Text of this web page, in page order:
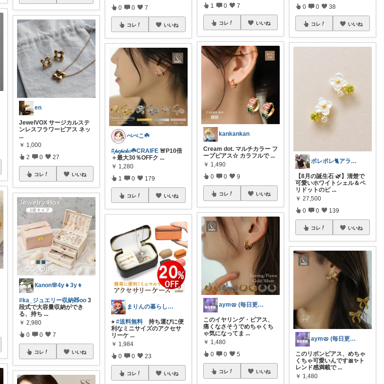
en
JewelVOX サージカルステ
ンレスフラワーピアス ネッ
...
￥ 1,000
2 0 27
コレ いいね
Кanon🌸4y👧3y👦
#ka_ジュエリー収納🧸oo 3
段式で大容量収納ができ
る、持ち ...
￥ 2,980
0 0 7
コレ いいね
0 0 7
コレ いいね
ぺぺこ☘️
#𝓅𝑒𝓅𝑒𝓀𝑜☘️CRAIFE 🚨P10倍
＋最大30％OFFク ...
￥ 1,280
1 0 179
コレ いいね
まりんの暮らしと体整え癒しROOM🌈
⭐︎#送料無料 持ち運びに便
利なミニサイズのアクセサ
リーケ ...
￥ 1,984
0 0 23
コレ いいね
1 0 7
コレ いいね
kankankan
Cream dot. マルチカラー フ
ープピアス☆ カラフルで ...
￥ 1,490
0 0 9
コレ いいね
aym🥨 (毎日更新してます🙌)
このイヤリング・ピアス、
痛くなさそうでめちゃくち
ゃ気になってま ...
￥ 1,480
0 0 5
コレ いいね
0 0 38
コレ いいね
ポレポレ🐈アラフィフの可愛い図鑑
【8月の誕生石 🌿】清楚で
可愛いホワイトシェル＆ペ
リドットのピ ...
￥ 27,500
0 0 139
コレ いいね
aym🥨 (毎日更新してます🙌)
このリボンピアス、めちゃ
くちゃ可愛いんです🎀✨ト
レンド感満載で ...
￥ 1,480